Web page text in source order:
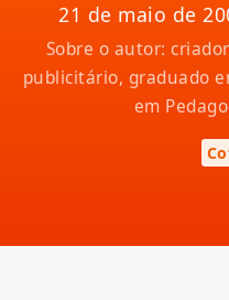
21 de maio de
Sobre o autor:
publicitário, graduado
em